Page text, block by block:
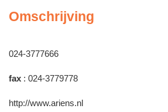
Omschrijving
024-3777666
fax : 024-3779778
http://www.ariens.nl